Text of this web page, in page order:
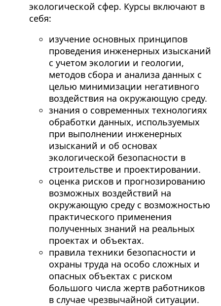
экологической сфер. Курсы включают в
себя:
изучение основных принципов
проведения инженерных изысканий
с учетом экологии и геологии,
методов сбора и анализа данных с
целью минимизации негативного
воздействия на окружающую среду.
знания о современных технологиях
обработки данных, используемых
при выполнении инженерных
изысканий и об основах
экологической безопасности в
строительстве и проектировании.
оценка рисков и прогнозированию
возможных воздействий на
окружающую среду с возможностью
практического применения
полученных знаний на реальных
проектах и объектах.
правила техники безопасности и
охраны труда на особо сложных и
опасных объектах с риском
большого числа жертв работников
в случае чрезвычайной ситуации.